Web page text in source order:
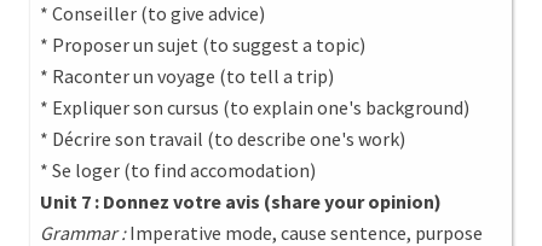
* Conseiller (to give advice)
* Proposer un sujet (to suggest a topic)
* Raconter un voyage (to tell a trip)
* Expliquer son cursus (to explain one's background)
* Décrire son travail (to describe one's work)
* Se loger (to find accomodation)
Unit 7 : Donnez votre avis (share your opinion)
Grammar :Imperative mode, cause sentence, purpose